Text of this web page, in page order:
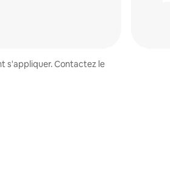
s'appliquer. Contactez le